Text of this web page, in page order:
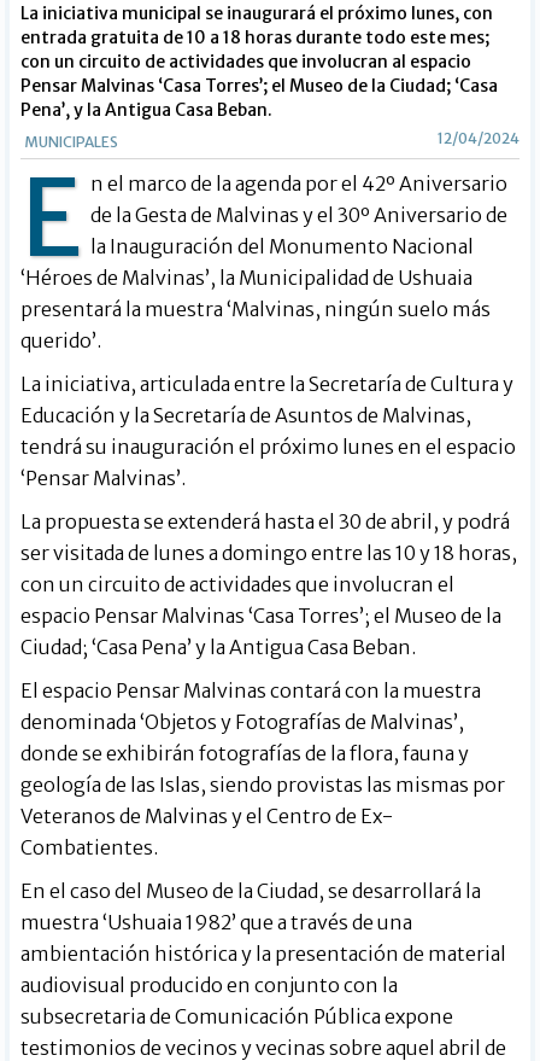
La iniciativa municipal se inaugurará el próximo lunes, con
entrada gratuita de 10 a 18 horas durante todo este mes;
con un circuito de actividades que involucran al espacio
Pensar Malvinas ‘Casa Torres’; el Museo de la Ciudad; ‘Casa
Pena’, y la Antigua Casa Beban.
MUNICIPALES 12/04/2024
E n el marco de la agenda por el 42º Aniversario
de la Gesta de Malvinas y el 30º Aniversario de
la Inauguración del Monumento Nacional
‘Héroes de Malvinas’, la Municipalidad de Ushuaia
presentará la muestra ‘Malvinas, ningún suelo más
querido’.
La iniciativa, articulada entre la Secretaría de Cultura y
Educación y la Secretaría de Asuntos de Malvinas,
tendrá su inauguración el próximo lunes en el espacio
‘Pensar Malvinas’.
La propuesta se extenderá hasta el 30 de abril, y podrá
ser visitada de lunes a domingo entre las 10 y 18 horas,
con un circuito de actividades que involucran el
espacio Pensar Malvinas ‘Casa Torres’; el Museo de la
Ciudad; ‘Casa Pena’ y la Antigua Casa Beban.
El espacio Pensar Malvinas contará con la muestra
denominada ‘Objetos y Fotografías de Malvinas’,
donde se exhibirán fotografías de la flora, fauna y
geología de las Islas, siendo provistas las mismas por
Veteranos de Malvinas y el Centro de Ex-
Combatientes.
En el caso del Museo de la Ciudad, se desarrollará la
muestra ‘Ushuaia 1982’ que a través de una
ambientación histórica y la presentación de material
audiovisual producido en conjunto con la
subsecretaria de Comunicación Pública expone
testimonios de vecinos y vecinas sobre aquel abril de